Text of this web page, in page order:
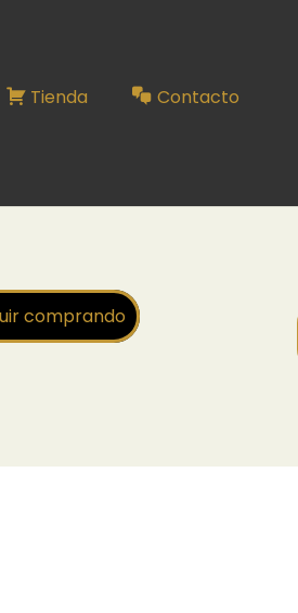
Tienda Contacto
N°38
comprando